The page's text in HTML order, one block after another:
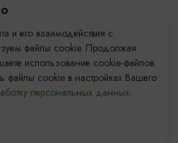
и его взаимодействия с
файлы cookie. Продолжая
использование cookie-файлов.
файлы cookie в настройках Вашего
персональных данных.